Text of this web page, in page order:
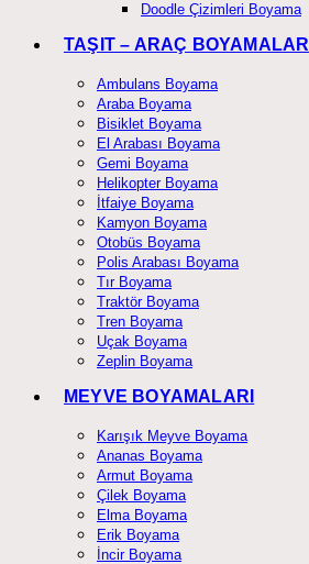
Doodle Çizimleri Boyama
TAŞIT – ARAÇ BOYAMALARI
Ambulans Boyama
Araba Boyama
Bisiklet Boyama
El Arabası Boyama
Gemi Boyama
Helikopter Boyama
İtfaiye Boyama
Kamyon Boyama
Otobüs Boyama
Polis Arabası Boyama
Tır Boyama
Traktör Boyama
Tren Boyama
Uçak Boyama
Zeplin Boyama
MEYVE BOYAMALARI
Karışık Meyve Boyama
Ananas Boyama
Armut Boyama
Çilek Boyama
Elma Boyama
Erik Boyama
İncir Boyama